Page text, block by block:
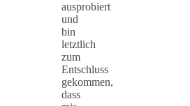
ausprobiert
und
bin
letztlich
zum
Entschluss
gekommen,
dass